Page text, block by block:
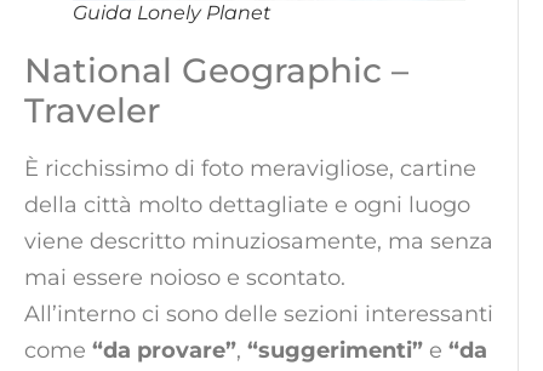
Guida Lonely Planet
National Geographic –
Traveler
È ricchissimo di foto meravigliose, cartine
della città molto dettagliate e ogni luogo
viene descritto minuziosamente, ma senza
mai essere noioso e scontato.
All’interno ci sono delle sezioni interessanti
come “da provare”, “suggerimenti” e “da